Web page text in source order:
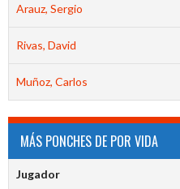
Arauz, Sergio
Rivas, David
Muñoz, Carlos
MÁS PONCHES DE POR VIDA
Jugador